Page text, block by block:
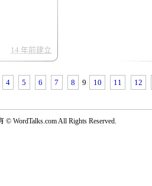
14 年前建立
4 5 6 7 8 9 10 11 12
WordTalks.com All Rights Reserved.